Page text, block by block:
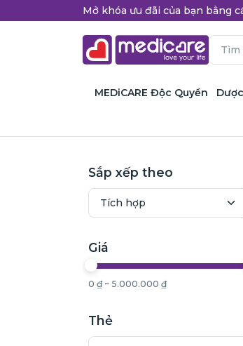
Mở khóa ưu đãi của bạn bằng
MEDiCARE Độc Quyền
Sắp xếp theo
Giá
0 ₫ ~ 5.000.000 ₫
Thẻ